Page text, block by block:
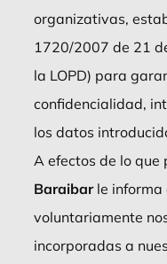
organizativas,
1720/2007 de 21
la LOPD) para
confidencialidad,
los datos
A efectos de lo que
Baraibarle informa
voluntariamente
incorporadas a